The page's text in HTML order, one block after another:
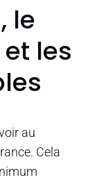
le
les
au
Cela